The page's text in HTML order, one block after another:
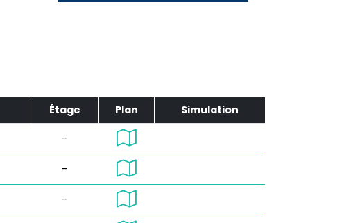
Étage Plan Simulation
-
-
-